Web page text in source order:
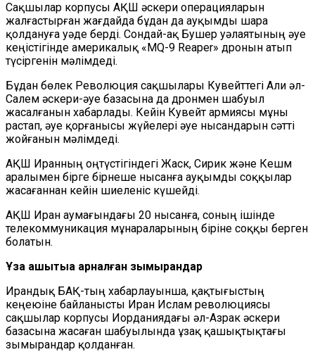
Сақшылар корпусы АҚШ әскери операцияларын
жалғастырған жағдайда бұдан да ауқымды шара
қолдануға уәде берді. Сондай-ақ Бушер уәлаятының әуе
кеңістігінде америкалық «MQ-9 Reaper» дронын атып
түсіргенін мәлімдеді.
Бұдан бөлек Революция сақшылары Кувейттегі Али әл-
Салем әскери-әуе базасына да дронмен шабуыл
жасалғанын хабарлады. Кейін Кувейт армиясы мұны
растап, әуе қорғанысы жүйелері әуе нысандарын сәтті
жойғанын мәлімдеді.
АҚШ Иранның оңтүстігіндегі Жаск, Сирик және Кешм
аралымен бірге бірнеше нысанға ауқымды соққылар
жасағаннан кейін шиеленіс күшейді.
АҚШ Иран аумағындағы 20 нысанға, соның ішінде
телекоммуникация мұнараларының біріне соққы берген
болатын.
Ұзақ қашықтыққа арналған зымырандар
Ирандық БАҚ-тың хабарлауынша, қақтығыстың
кеңеюіне байланысты Иран Ислам революциясы
сақшылар корпусы Иорданиядағы әл-Азрак әскери
базасына жасаған шабуылында ұзақ қашықтықтағы
зымырандар қолданған.